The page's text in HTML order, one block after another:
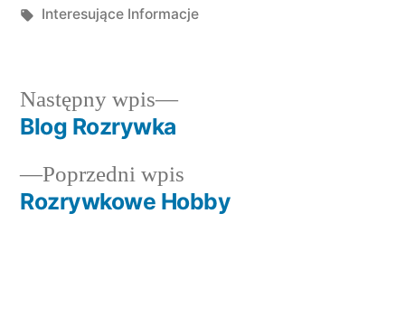
by
Tagi:
Interesujące Informacje
Nawigacja
wpisu
Poprzedni wpis
wpis:
Rozrywkowe Hobby
Następny wpis
Następny
Blog Rozrywka